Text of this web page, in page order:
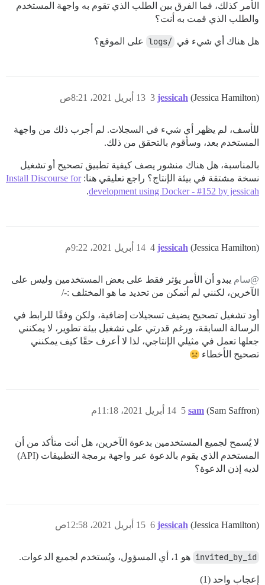
الأمر كذلك، فما الفرق بين الطلب الذي تقوم به واجهة المستخدم
والطلب الذي قمت به أنت؟
هل هناك أي شيء في /logs على الموقع؟
jessicah (Jessica Hamilton) 13 أبريل 2021، 8:21ص 3
للأسف، لم يظهر أي شيء في السجلات. لم أجرب ذلك من واجهة
المستخدم بعد، وسأقوم بالتحقق من ذلك.
بالمناسبة، هل هناك منشور يصف كيفية تطبيق تصحيح أو تشغيل
نسخة مشتقة في بيئة الإنتاج؟ راجع تعليقي هنا:Install Discourse for
development using Docker - #152 by jessicah
.
jessicah (Jessica Hamilton) 14 أبريل 2021، 9:22م 4
@سام يبدو أن الأمر يؤثر فقط على بعض المستخدمين وليس على
الآخرين، لكنني لم أتمكن من تحديد ما هو المختلف :-/
أود تشغيل تصحيح يضيف تسجيلات إضافية، ولكن وفقًا للرابط في
الرسالة السابقة، ورغم قدرتي على تشغيل بيئة تطوير، لا يمكنني
جعلها تعمل في مثيلي الإنتاجي، لذا لا أعرف حقًا كيف يمكنني
تصحيح الأخطاء
sam (Sam Saffron) 14 أبريل 2021، 11:18م 5
لا يُسمح لجميع المستخدمين بدعوة الآخرين، هل أنت متأكد من أن
المستخدم الذي يقوم بالدعوة عبر واجهة برمجة التطبيقات (API)
لديه إذن الدعوة؟
jessicah (Jessica Hamilton) 15 أبريل 2021، 12:58ص 6
invited_by_id هو 1، أي المسؤول، ويُستخدم لجميع الدعوات.
إعجاب واحد (1)